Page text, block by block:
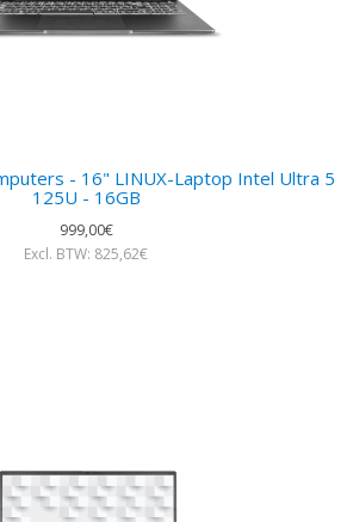
- 16" LINUX-Laptop Intel Ultra 5
125U - 16GB
999,00€
Excl. BTW: 825,62€